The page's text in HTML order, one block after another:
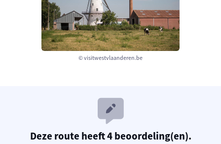
© visitwestvlaanderen.be
Deze route heeft 4 beoordeling(en).